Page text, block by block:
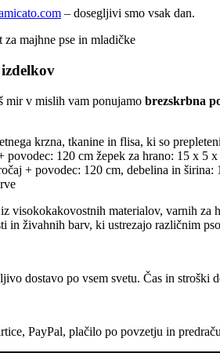
– dosegljivi smo vsak dan.
mir v mislih vam ponujamo brezskrbna
krzna, tkanine in flisa, ki so
povodec: 120 cm žepek za hrano: 15 x 5 x
+ povodec: 120 cm, debelina in
iz visokokakovostnih materialov, varnih
in živahnih barv, ki ustrezajo različnim
dostavo po vsem svetu. Čas in stroški
PayPal, plačilo po povzetju in